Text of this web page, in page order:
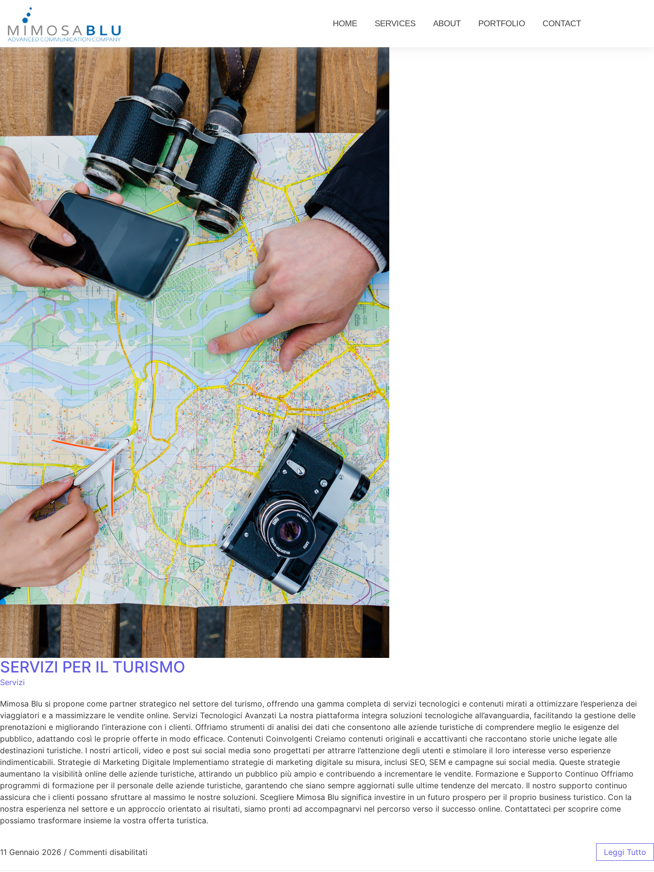
HOME SERVICES ABOUT PORTFOLIO CONTACT
SERVIZI PER IL TURISMO
Servizi
Mimosa Blu si propone come partner strategico nel settore del turismo, offrendo una gamma completa di servizi tecnologici e contenuti mirati a ottimizzare l’esperienza dei
viaggiatori e a massimizzare le vendite online. Servizi Tecnologici Avanzati La nostra piattaforma integra soluzioni tecnologiche all’avanguardia, facilitando la gestione delle
prenotazioni e migliorando l’interazione con i clienti. Offriamo strumenti di analisi dei dati che consentono alle aziende turistiche di comprendere meglio le esigenze del
pubblico, adattando così le proprie offerte in modo efficace. Contenuti Coinvolgenti Creiamo contenuti originali e accattivanti che raccontano storie uniche legate alle
destinazioni turistiche. I nostri articoli, video e post sui social media sono progettati per attrarre l’attenzione degli utenti e stimolare il loro interesse verso esperienze
indimenticabili. Strategie di Marketing Digitale Implementiamo strategie di marketing digitale su misura, inclusi SEO, SEM e campagne sui social media. Queste strategie
aumentano la visibilità online delle aziende turistiche, attirando un pubblico più ampio e contribuendo a incrementare le vendite. Formazione e Supporto Continuo Offriamo
programmi di formazione per il personale delle aziende turistiche, garantendo che siano sempre aggiornati sulle ultime tendenze del mercato. Il nostro supporto continuo
assicura che i clienti possano sfruttare al massimo le nostre soluzioni. Scegliere Mimosa Blu significa investire in un futuro prospero per il proprio business turistico. Con la
nostra esperienza nel settore e un approccio orientato ai risultati, siamo pronti ad accompagnarvi nel percorso verso il successo online. Contattateci per scoprire come
possiamo trasformare insieme la vostra offerta turistica.
11 Gennaio 2026 / Commenti disabilitati Leggi Tutto